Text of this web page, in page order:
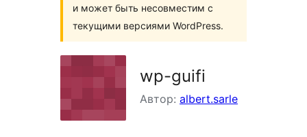
и может быть несовместим с
текущими версиями WordPress.
wp-guifi
Автор: albert.sarle